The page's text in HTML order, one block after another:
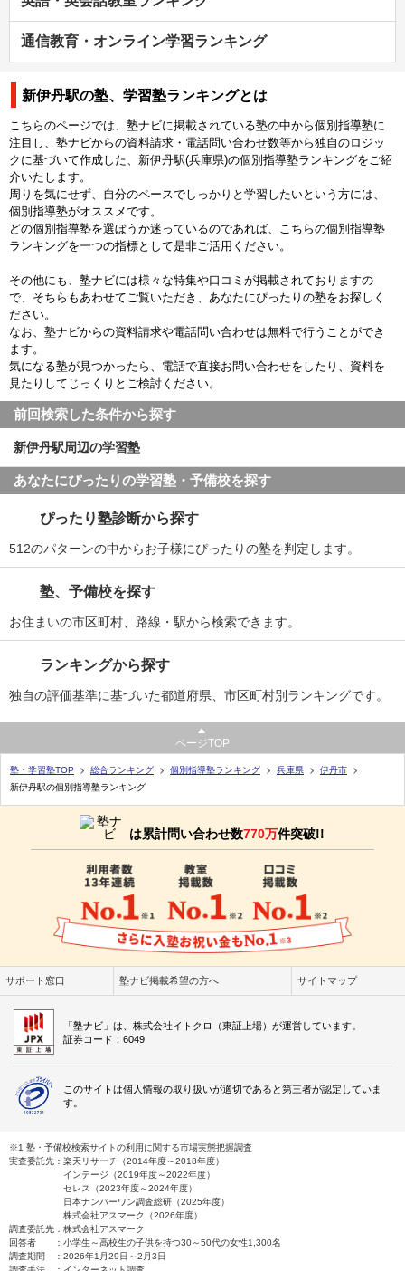
通信教育・オンライン学習ランキング
新伊丹駅の塾、学習塾ランキングとは
こちらのページでは、塾ナビに掲載されている塾の中から個別指導塾に
注目し、塾ナビからの資料請求・電話問い合わせ数等から独自のロジッ
クに基づいて作成した、新伊丹駅(兵庫県)の個別指導塾ランキングをご紹
介いたします。
周りを気にせず、自分のペースでしっかりと学習したいという方には、
個別指導塾がオススメです。
どの個別指導塾を選ぼうか迷っているのであれば、こちらの個別指導塾
ランキングを一つの指標として是非ご活用ください。
その他にも、塾ナビには様々な特集や口コミが掲載されておりますの
で、そちらもあわせてご覧いただき、あなたにぴったりの塾をお探しく
ださい。
なお、塾ナビからの資料請求や電話問い合わせは無料で行うことができ
ます。
気になる塾が見つかったら、電話で直接お問い合わせをしたり、資料を
見たりしてじっくりとご検討ください。
前回検索した条件から探す
新伊丹駅周辺の学習塾
あなたにぴったりの学習塾・予備校を探す
ぴったり塾診断から探す
512のパターンの中からお子様にぴったりの塾を判定します。
塾、予備校を探す
お住まいの市区町村、路線・駅から検索できます。
ランキングから探す
独自の評価基準に基づいた都道府県、市区町村別ランキングです。
ページTOP
塾・学習塾TOP 総合ランキング 個別指導塾ランキング 兵庫県
伊丹市
新伊丹駅の個別指導塾ランキング
は累計問い合わせ数770万件突破!!
サポート窓口 塾ナビ掲載希望の方へ サイトマップ
「塾ナビ」は、株式会社イトクロ（東証上場）が運営しています。
証券コード：6049
このサイトは個人情報の取り扱いが適切であると第三者が認定していま
す。
※1 塾・予備校検索サイトの利用に関する市場実態把握調査
実査委託先：楽天リサーチ（2014年度～2018年度）
インテージ（2019年度～2022年度）
セレス（2023年度～2024年度）
日本ナンバーワン調査総研（2025年度）
株式会社アスマーク（2026年度）
調査委託先：株式会社アスマーク
回答者 ：小学生～高校生の子供を持つ30～50代の女性1,300名
調査期間 ：2026年1月29日～2月3日